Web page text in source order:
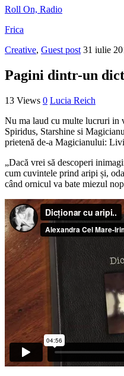
Roll On, Radio
Frica
Creative, Guest post 31 iulie
Pagini dintr-un
13 Views 0 Lucia Reich
Nu ma laud cu multe lucruri in
Spiridus, Starshine si
prietenă de-a Magicianului:
„Dacă vrei să descoperi
cum cuvintele prind aripi și,
când ornicul va bate miezul